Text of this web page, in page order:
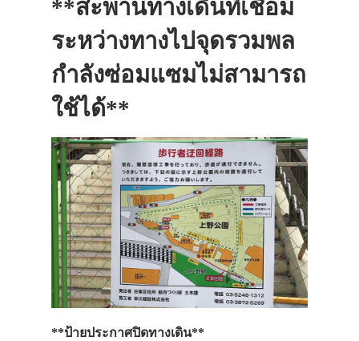
**สะพานทางเดินที่เชื่อม
ระหว่างทางไปจุดรวมพล
กำลังซ่อมแซมไม่สามารถ
ใช้ได้**
**ป้ายประกาศปิดทางเดิน**